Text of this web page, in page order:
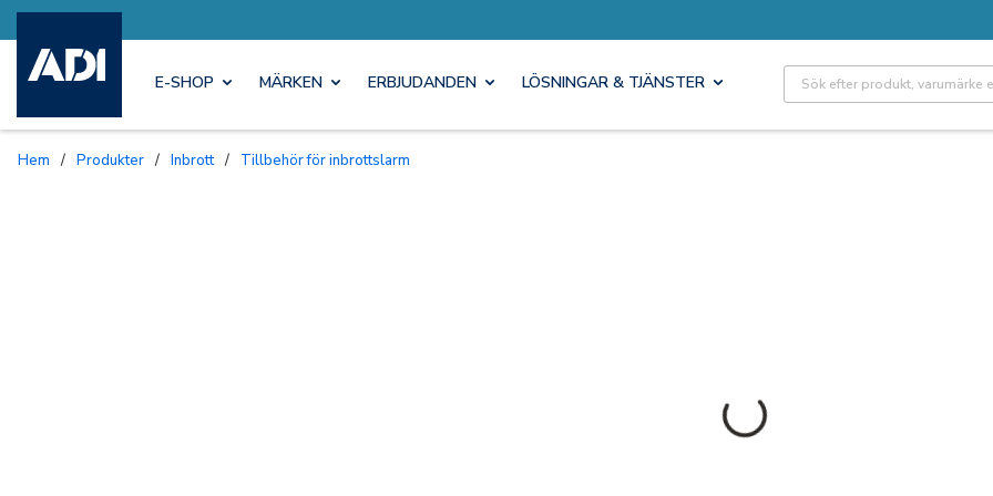
E-SHOP MÄRKEN ERBJUDANDEN LÖSNINGAR & TJÄNSTER Site Search
Hem / Produkter / Inbrott / Tillbehör för inbrottslarm